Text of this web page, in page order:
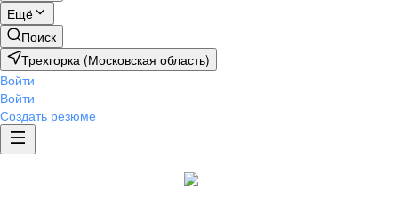
Ещё
Поиск
Трехгорка (Московская область)
Войти
Войти
Создать резюме